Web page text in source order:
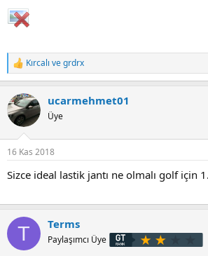
T
e
k
i
l
:
Kırcalı vegrdrx
ucarmehmet01
Üye
16 Kas 2018
Sizce ideal lastik jantı ne olmalı golf için
T Terms
Paylaşımcı Üye